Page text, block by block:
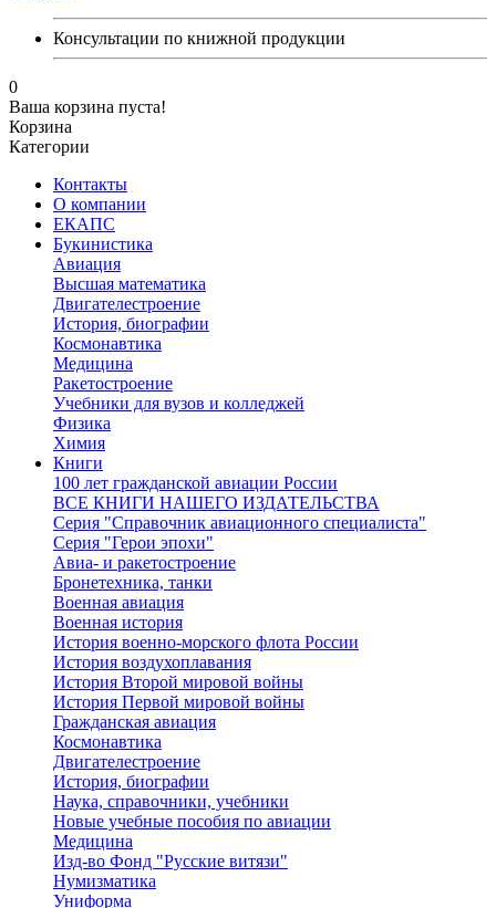
Консультации по книжной продукции
0
Ваша корзина пуста!
Корзина
Категории
Контакты
О компании
ЕКАПС
Букинистика
Авиация
Высшая математика
Двигателестроение
История, биографии
Космонавтика
Медицина
Ракетостроение
Учебники для вузов и колледжей
Физика
Химия
Книги
100 лет гражданской авиации России
ВСЕ КНИГИ НАШЕГО ИЗДАТЕЛЬСТВА
Серия "Справочник авиационного специалиста"
Серия "Герои эпохи"
Авиа- и ракетостроение
Бронетехника, танки
Военная авиация
Военная история
История военно-морского флота России
История воздухоплавания
История Второй мировой войны
История Первой мировой войны
Гражданская авиация
Космонавтика
Двигателестроение
История, биографии
Наука, справочники, учебники
Новые учебные пособия по авиации
Медицина
Изд-во Фонд "Русские витязи"
Нумизматика
Униформа